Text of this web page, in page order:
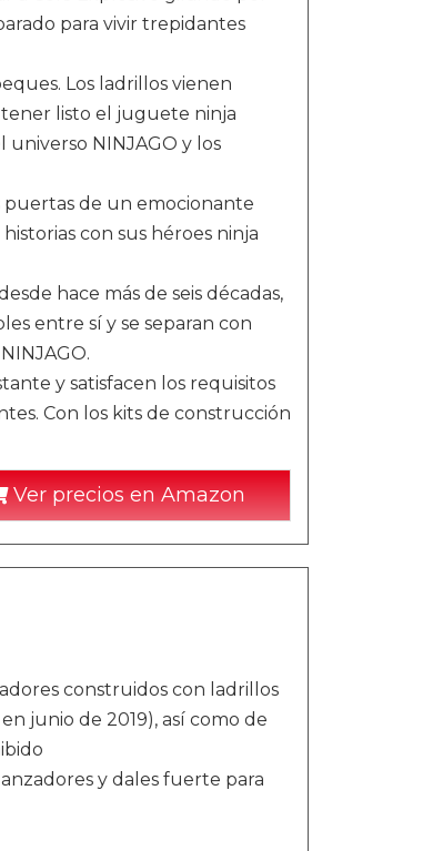
para vivir trepidantes
Los ladrillos vienen
listo el juguete ninja
NINJAGO y los
puertas de un emocionante
con sus héroes ninja
hace más de seis décadas,
entre sí y se separan con
y satisfacen los requisitos
Con los kits de construcción
Ver precios en Amazon
construidos con ladrillos
junio de 2019), así como de
y dales fuerte para